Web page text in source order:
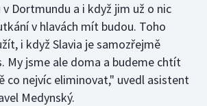
Dortmundu a i když jim už o nic
v hlavách mít budou. Toho
i když Slavia je samozřejmě
My jsme ale doma a budeme chtít
co nejvíc eliminovat," uvedl asistent
Medynský.